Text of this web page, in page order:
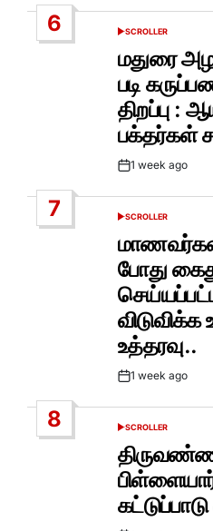
6
POSTED
SCROLLER
மதுரை
படி
திறப்பு :
பக்தர்கள்
Post1 week ago
7
POSTED
SCROLLER
போது
உத்தரவு..
Post1 week ago
8
POSTED
SCROLLER
கட்டுப்பாடு